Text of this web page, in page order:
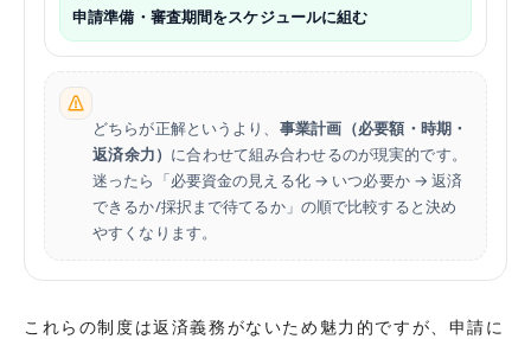
申請準備・審査期間をスケジュールに組む
どちらが正解というより、 事業計画（必要額・時期・
返済余力） に合わせて組み合わせるのが現実的です。
迷ったら「必要資金の見える化 → いつ必要か → 返済
できるか/採択まで待てるか」の順で比較すると決め
やすくなります。
これらの制度は返済義務がないため魅力的ですが、申請に